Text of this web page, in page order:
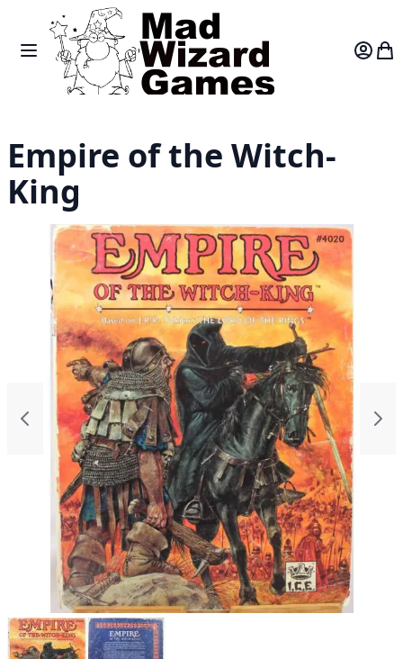
Skip to Content
Toggle Nav
Empire of the Witch-
King